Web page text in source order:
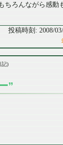
ちろんながら感動
2008/
記
”